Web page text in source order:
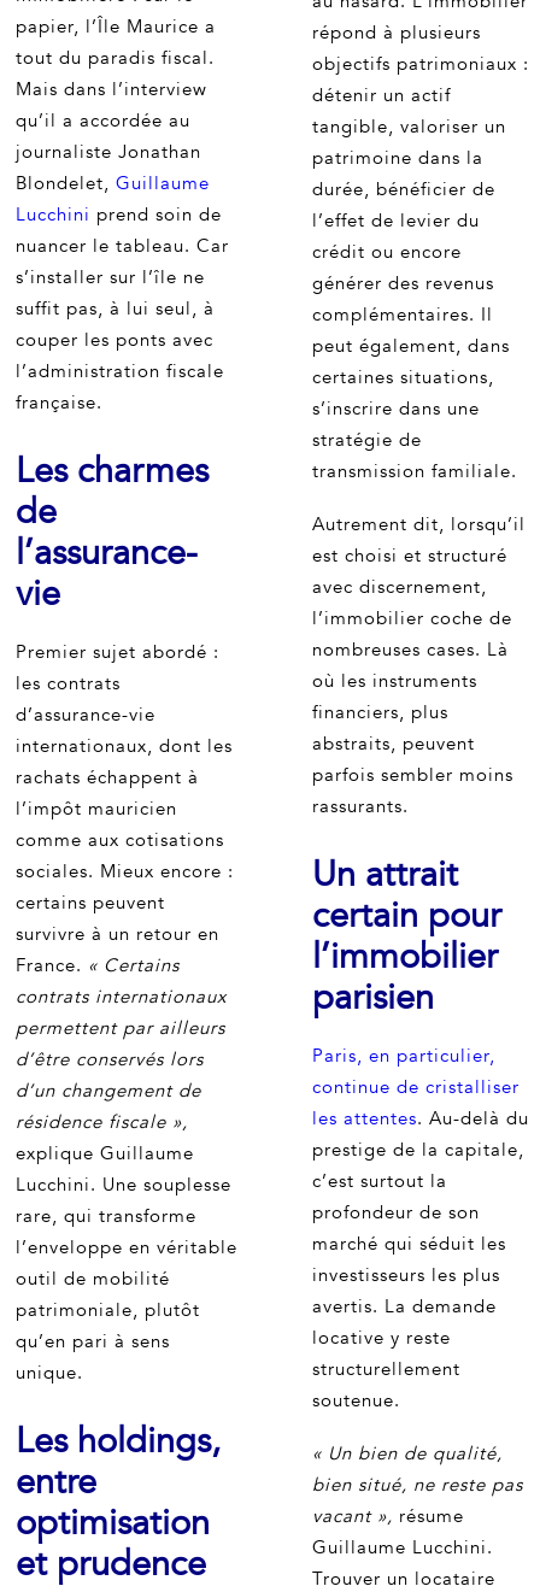
répond à plusieurs
objectifs patrimoniaux :
détenir un actif
tangible, valoriser un
patrimoine dans la
durée, bénéficier de
l’effet de levier du
crédit ou encore
générer des revenus
complémentaires. Il
peut également, dans
certaines situations,
s’inscrire dans une
stratégie de
transmission familiale.
Autrement dit, lorsqu’il
est choisi et structuré
avec discernement,
l’immobilier coche de
nombreuses cases. Là
où les instruments
financiers, plus
abstraits, peuvent
parfois sembler moins
rassurants.
Un attrait
certain pour
l’immobilier
parisien
Paris, en particulier,
continue de cristalliser
les attentes. Au-delà du
prestige de la capitale,
c’est surtout la
profondeur de son
marché qui séduit les
investisseurs les plus
avertis. La demande
locative y reste
structurellement
soutenue.
« Un bien de qualité,
bien situé, ne reste pas
vacant », résume
Guillaume Lucchini.
Trouver un locataire
papier, l’Île Maurice a
tout du paradis fiscal.
Mais dans l’interview
qu’il a accordée au
journaliste Jonathan
Blondelet, Guillaume
Lucchini prend soin de
nuancer le tableau. Car
s’installer sur l’île ne
suffit pas, à lui seul, à
couper les ponts avec
l’administration fiscale
française.
Les charmes
de
l’assurance-
vie
Premier sujet abordé :
les contrats
d’assurance-vie
internationaux, dont les
rachats échappent à
l’impôt mauricien
comme aux cotisations
sociales. Mieux encore :
certains peuvent
survivre à un retour en
France. « Certains
contrats internationaux
permettent par ailleurs
d’être conservés lors
d’un changement de
résidence fiscale »,
explique Guillaume
Lucchini. Une souplesse
rare, qui transforme
l’enveloppe en véritable
outil de mobilité
patrimoniale, plutôt
qu’en pari à sens
unique.
Les holdings,
entre
optimisation
et prudence